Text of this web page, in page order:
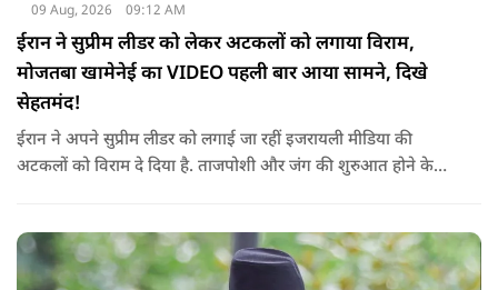
09 Aug, 2026 09:12 AM
ईरान ने सुप्रीम लीडर को लेकर अटकलों को लगाया विराम,
मोजतबा खामेनेई का VIDEO पहली बार आया सामने, दिखे
सेहतमंद!
ईरान ने अपने सुप्रीम लीडर को लगाई जा रहीं इजरायली मीडिया की
अटकलों को विराम दे दिया है. ताजपोशी और जंग की शुरुआत होने के